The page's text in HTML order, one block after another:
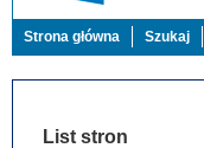
Strona główna Szukaj
List stron